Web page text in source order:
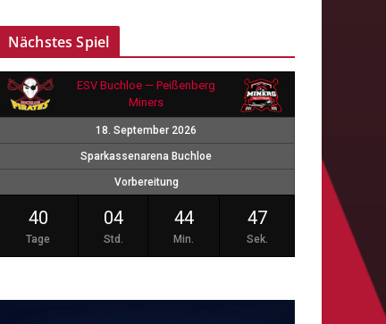
Nächstes Spiel
ESV Buchloe — Peißenberg
Miners
18. September 2026
Sparkassenarena Buchloe
Vorbereitung
40
Tage
04
Std.
44
Min.
47
Sek.